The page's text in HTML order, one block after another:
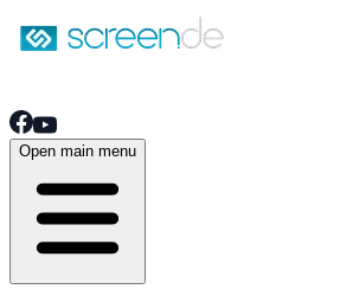
Open main menu